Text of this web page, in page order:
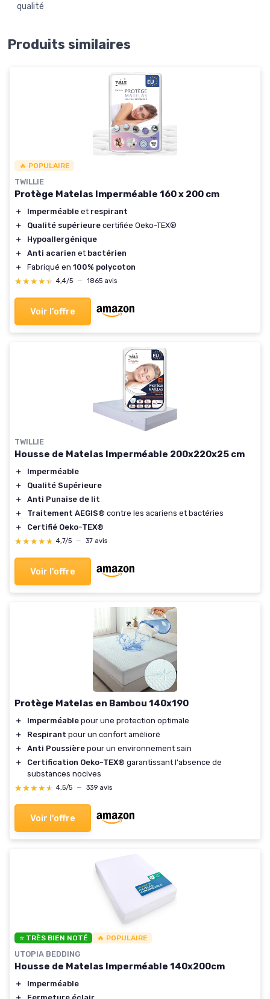
qualité
Produits similaires
🔥 POPULAIRE
TWILLIE
Protège Matelas Imperméable 160 x 200 cm
＋ Imperméable et respirant
＋
Qualité supérieure certifiée Oeko-TEX®
＋
Hypoallergénique
＋
Anti acarien et bactérien
＋
Fabriqué en 100% polycoton
★★★★★
★★★★★ 4,4/5 — 1865 avis
Voir l'offre
TWILLIE
Housse de Matelas Imperméable 200x220x25 cm
＋
Imperméable
＋
Qualité Supérieure
＋
Anti Punaise de lit
＋
Traitement AEGIS® contre les acariens et bactéries
＋
Certifié Oeko-TEX®
★★★★★
★★★★★ 4,7/5 — 37 avis
Voir l'offre
Protège Matelas en Bambou 140x190
＋ Imperméable pour une protection optimale
＋
Respirant pour un confort amélioré
＋
Anti Poussière pour un environnement sain
＋
Certification Oeko-TEX® garantissant l'absence de
substances nocives
★★★★★
★★★★★ 4,5/5 — 339 avis
Voir l'offre
⭐ TRÈS BIEN NOTÉ 🔥 POPULAIRE
UTOPIA BEDDING
Housse de Matelas Imperméable 140x200cm
＋
Imperméable